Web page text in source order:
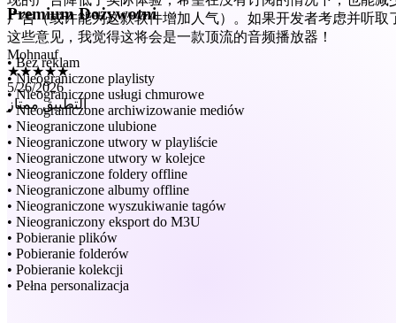
这些意见，我觉得这将会是一款顶流的音频播放器！
Mohnauf
★★★★★
5/26/2026
التطبيق ممتاز
Premium Dożywotni
• Bez reklam
• Nieograniczone playlisty
• Nieograniczone usługi chmurowe
• Nieograniczone archiwizowanie mediów
• Nieograniczone ulubione
• Nieograniczone utwory w playliście
• Nieograniczone utwory w kolejce
• Nieograniczone foldery offline
• Nieograniczone albumy offline
• Nieograniczone wyszukiwanie tagów
• Nieograniczony eksport do M3U
• Pobieranie plików
• Pobieranie folderów
• Pobieranie kolekcji
• Pełna personalizacja